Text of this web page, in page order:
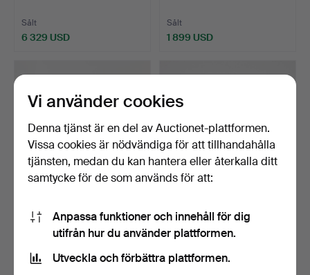
Sålt
6 329 USD
Sålt
1 899 USD
404.
AXEL LARSSON.
Biblioteksbord, Svenska
Sålt
485. AXEL EINAR
HJORTH. Sidobord,
Nordiska Komp…
Sålt
Vi använder cookies
Denna tjänst är en del av Auctionet-plattformen.
Vissa cookies är nödvändiga för att tillhandahålla
tjänsten, medan du kan hantera eller återkalla ditt
samtycke för de som används för att:
Anpassa funktioner och innehåll för dig
utifrån hur du använder plattformen.
Utveckla och förbättra plattformen.